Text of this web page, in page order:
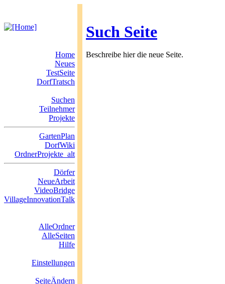
Such Seite
Home
Neues
TestSeite
DorfTratsch
Suchen
Teilnehmer
Projekte
GartenPlan
DorfWiki
OrdnerProjekte_alt
Dörfer
NeueArbeit
VideoBridge
VillageInnovationTalk
AlleOrdner
AlleSeiten
Hilfe
Einstellungen
SeiteÄndern
Beschreibe hier die neue Seite.